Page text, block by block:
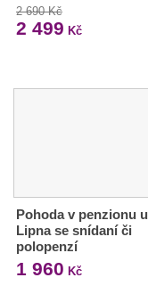
2 690 Kč
2 499 Kč
Pohoda v penzionu u
Lipna se snídaní či
polopenzí
1 960 Kč